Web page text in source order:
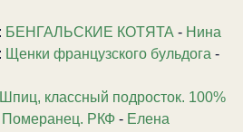
БЕНГАЛЬСКИЕ КОТЯТА - Нина
Щенки французского бульдога -
Шпиц, классный подросток. 100%
Померанец. РКФ - Елена